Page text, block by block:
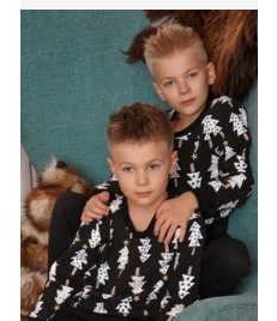
wiosnę Puma
Piżama dziecięce w nadruki